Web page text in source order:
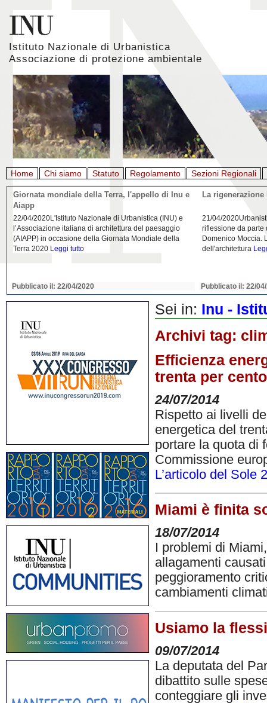
Istituto Nazionale di Urbanistica
Associazione di protezione ambientale
Home Chi siamo Statuto Regolamento Sezioni Regionali
Giornata mondiale della Terra, l'appello di Inu e
Aiapp
22/04/2020L'Istituto Nazionale di Urbanistica (INU) e
l’Associazione italiana di architettura del paesaggio
(AIAPP) in occasione della Giornata Mondiale della
Terra 2020 Leggi tutto
Pubblicato il: 22/04/2020
La
21/04/
riflessione da parte
Domenico Moccia.
dell'architettura
Pubblicato il: 22/
Sei in: Inu -
Archivi tag:
Efficienza
trenta per cento
24/07/2014
Rispetto ai livelli
energetica del
portare la quota di
Commissione
L’articolo del Sole
Miami è finita
18/07/2014
I problemi di
allagamenti
peggioramento
cambiamenti
Usiamo la
09/07/2014
La deputata del
dibattito sulle
conteggiare gli